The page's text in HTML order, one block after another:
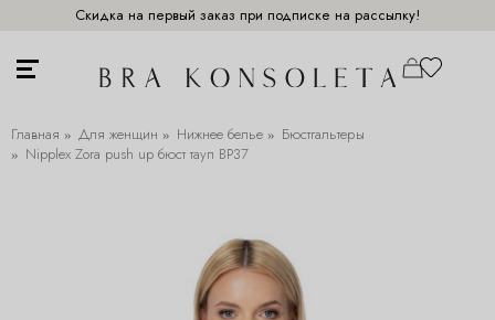
Скидка на первый заказ при подписке на рассылку!
Главная Для женщин Нижнее белье
Бюстгальтеры
Nipplex Zora push up бюст тауп BP37